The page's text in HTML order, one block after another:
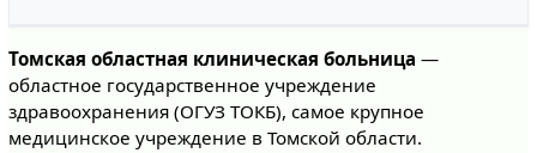
Томская областная клиническая больница —
областное государственное учреждение
здравоохранения (ОГУЗ ТОКБ), самое крупное
медицинское учреждение в Томской области.